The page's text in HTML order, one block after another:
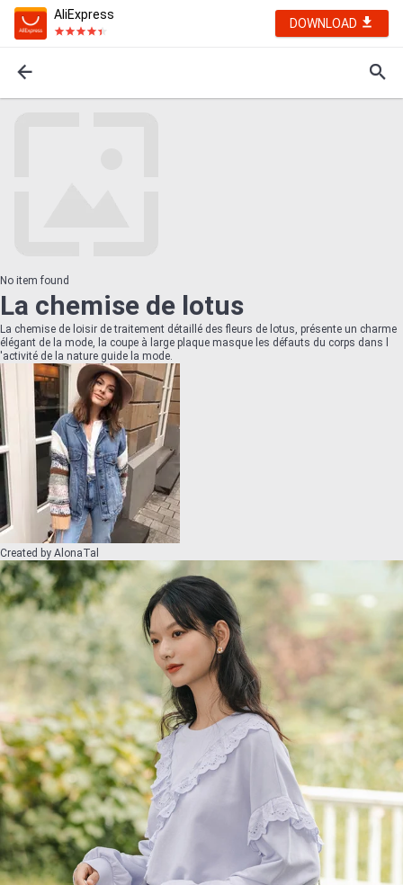
AliExpress
DOWNLOAD
No item found
La chemise de lotus
La chemise de loisir de traitement détaillé des fleurs de lotus, présente un charme
élégant de la mode, la coupe à large plaque masque les défauts du corps dans l
'activité de la nature guide la mode.
Created by AlonaTal